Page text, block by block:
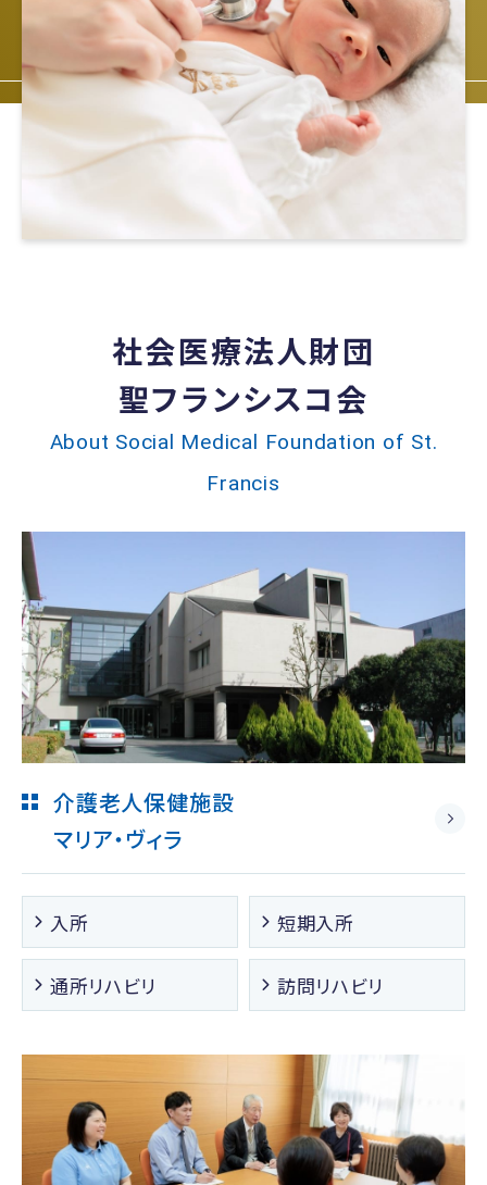
社会医療法人財団
聖フランシスコ会
About Social Medical Foundation of St.
Francis
介護老人保健施設
マリア・ヴィラ
入所 短期入所
通所リハビリ 訪問リハビリ